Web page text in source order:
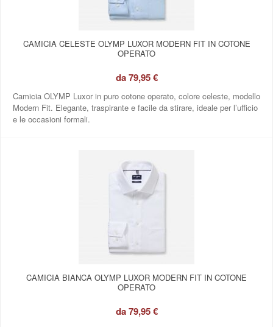
CAMICIA CELESTE OLYMP LUXOR MODERN FIT IN COTONE
OPERATO
da79,95 €
Camicia OLYMP Luxor in puro cotone operato, colore celeste, modello
Modern Fit. Elegante, traspirante e facile da stirare, ideale per l’ufficio
e le occasioni formali.
CAMICIA BIANCA OLYMP LUXOR MODERN FIT IN COTONE
OPERATO
da79,95 €